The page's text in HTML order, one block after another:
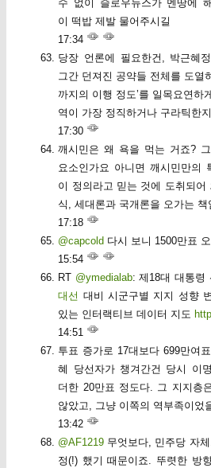
수 없이 슬로우뉴스가 멘땅에
이 떡밥 제발 물어주시길
17:34
당장 언론에 필요한건, 박근혜
그간 던져진 공약들 전체를 도열
까지의 이행 정도’를 일목요연하
역이 가장 정직하거나 구라틱한
17:30
깨시민은 왜 욕을 먹는 거죠?
요소인가요 아니면 깨시민만
이 정의라고 믿는 것에 도취되어
식, 세대론과 국개론을 오가는
17:18
@capcold 다시 보니 1500만표
15:54
RT @ymedialab: 제18대 대통령
대선 대비 시군구별 지지 성향
있는 인터랙티브 데이터 지도
14:51
투표 증가로 17대보다 699만여
혜 당선자가 챙겨간건 당시 이
더한 20만표 정도다. 그 지지층
않았고, 그냥 이쪽의 역부족이었
13:42
@AF1219 무엇보다, 민주당 자
정(!) 했기 때문이죠. 뚜렷한 방